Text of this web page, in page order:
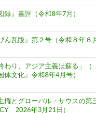
録』書評（令和8年7月）
ん瓦版』第２号（令和８年６
わり、アジア主義は蘇る」（
文化』令和8年4月号）
権とグローバル・サウスの第
2026年3月21日）